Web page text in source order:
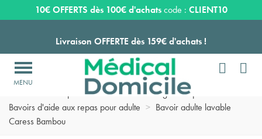
Vie quotidienne > Vaisselle ergonomique senior
Bavoirs d'aide aux repas pour adulte > Bavoir adulte lavable
Caress Bambou
10€ OFFERTS dès 100€ d'achatscode : CLIENT10
Livraison OFFERTE dès 159€ d'achats !
Payez en 3 ou 4 fois SANS FRAIS à partir de 100
Expédition sous 24 à 48 heures ouvrées*

